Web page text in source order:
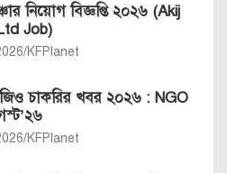
নিয়োগ বিজ্ঞপ্তি ২০২৬ (Akij
Job)
KFPlanet
চাকরির খবর ২০২৬ : NGO
KFPlanet